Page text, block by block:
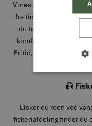
Vores sortiment inden
fra tidlige morgener i
du tøj, sko og udstyr
komfort går hånd i
Fritid, handler du med
🎣
Elsker du roen ved
fiskeriafdeling finder du